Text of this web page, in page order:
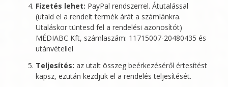
Fizetés lehet: PayPal rendszerrel. Átutalással
(utald el a rendelt termék árát a számlánkra.
Utaláskor tüntesd fel a rendelési azonosítót)
MÉDIABC Kft, számlaszám: 11715007-20480435 és
utánvétellel
Teljesítés: az utalt összeg beérkezéséről értesítést
kapsz, ezután kezdjük el a rendelés teljesítését.